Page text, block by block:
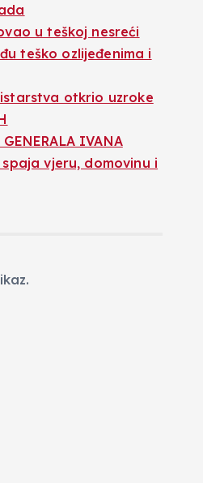
u teškoj nesreći
teško ozlijeđenima i
otkrio uzroke
IVANA
vjeru, domovinu i